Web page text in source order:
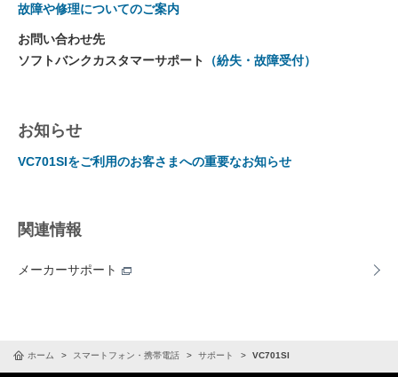
故障や修理についてのご案内
お問い合わせ先
ソフトバンクカスタマーサポート
（紛失・故障受付）
お知らせ
VC701SIをご利用のお客さまへの重要なお知らせ
関連情報
メーカーサポート
ホーム スマートフォン・携帯電話 サポート VC701SI